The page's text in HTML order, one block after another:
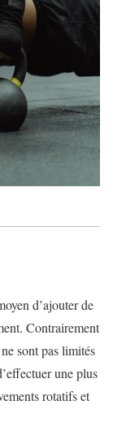
d’ajouter de
Contrairement
sont pas limités
une plus
rotatifs et